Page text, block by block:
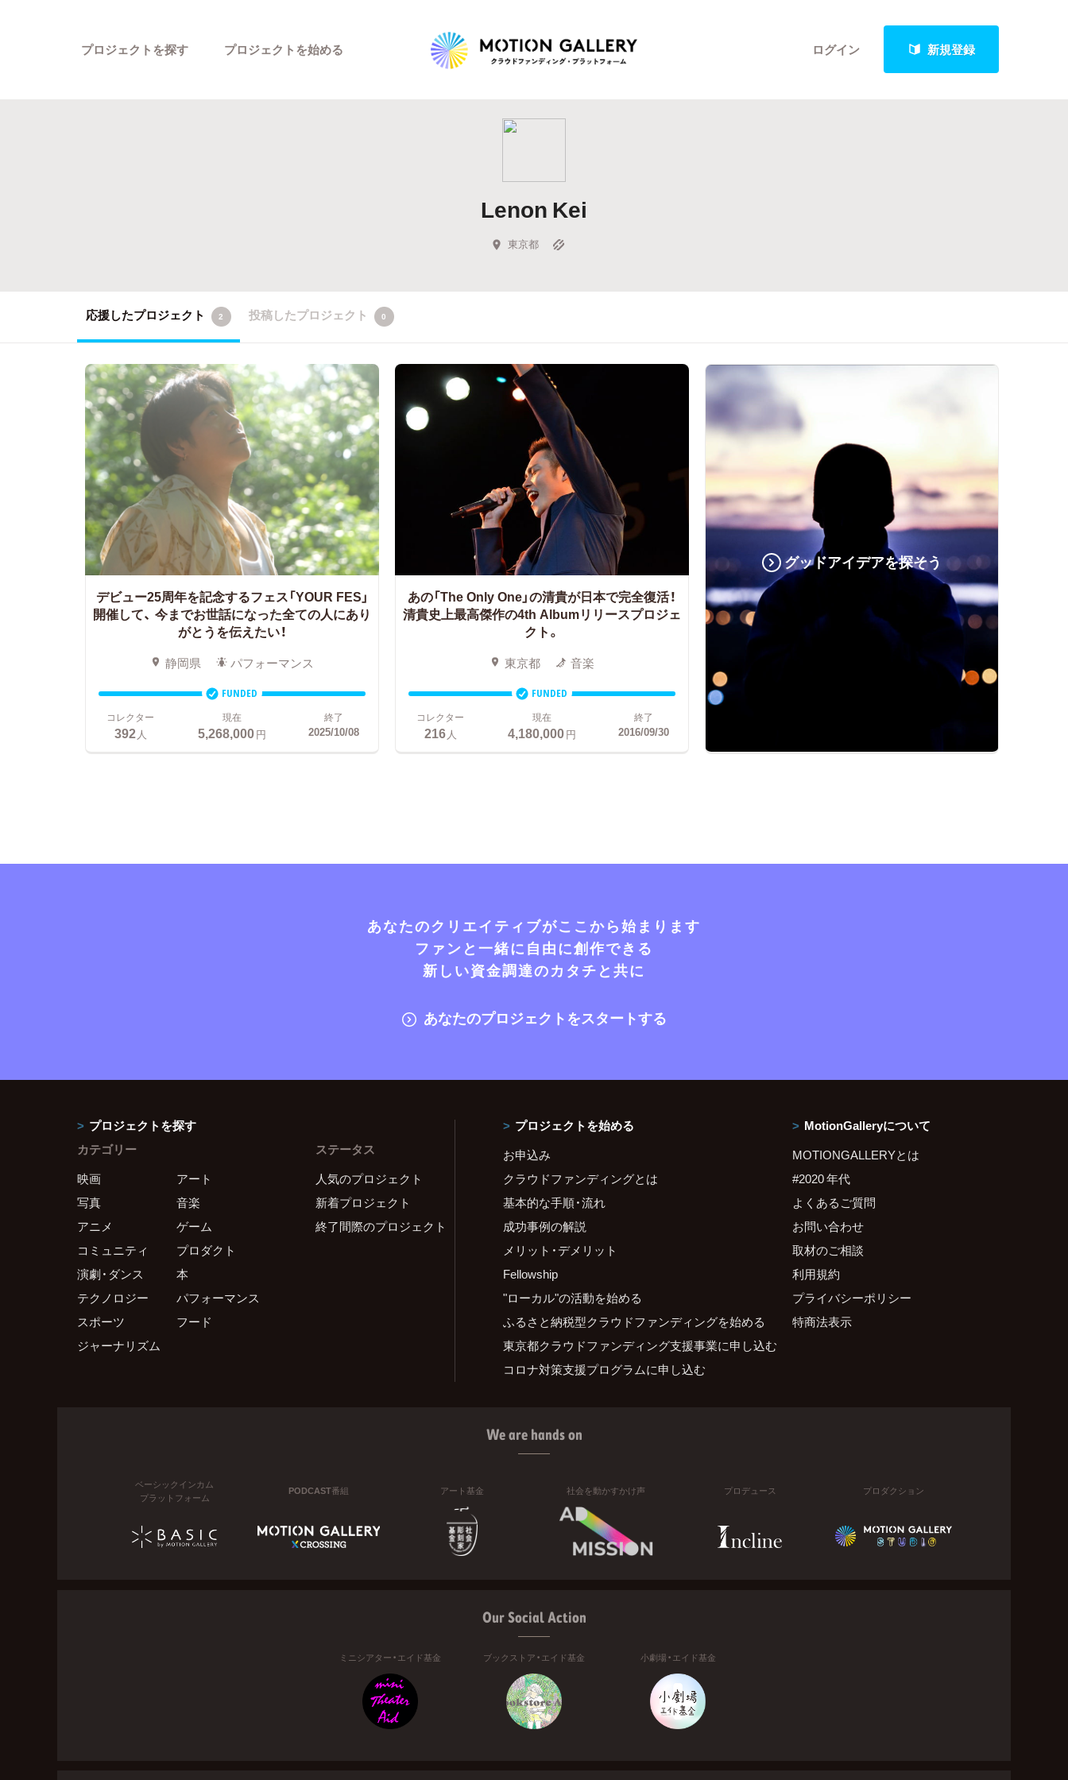
ログイン 新規登録
プロジェクトを探す
Highlight
Feature
キュレーターから探す
プロジェクトを始める
Lenon Kei
東京都
応援したプロジェクト 2 投稿したプロジェクト 0
デビュー25周年を記念するフェス「YOUR FES」
開催して、 今までお世話になった全ての人にあり
がとうを伝えたい！
静岡県 パフォーマンス
FUNDED
コレクター
392人
現在
5,268,000円
終了
2025/10/08
あの「The Only One」の清貴が日本で完全復活！
清貴史上最高傑作の4th Albumリリースプロジェ
クト。
東京都 音楽
FUNDED
コレクター
216人
現在
4,180,000円
終了
2016/09/30
グッドアイデアを探そう
あなたのクリエイティブがここから始まります
ファンと一緒に自由に創作できる
新しい資金調達のカタチと共に
あなたのプロジェクトをスタートする
プロジェクトを探す
カテゴリー
映画
アート
写真
音楽
アニメ
ゲーム
コミュニティ
プロダクト
演劇・ダンス
本
テクノロジー
パフォーマンス
スポーツ
フード
ジャーナリズム
ステータス
人気のプロジェクト
新着プロジェクト
終了間際のプロジェクト
プロジェクトを始める
お申込み
クラウドファンディングとは
基本的な手順・流れ
成功事例の解説
メリット・デメリット
Fellowship
"ローカル"の活動を始める
ふるさと納税型クラウドファンディングを始める
東京都クラウドファンディング支援事業に申し込む
コロナ対策支援プログラムに申し込む
MotionGalleryについて
MOTIONGALLERYとは
#2020 年代
よくあるご質問
お問い合わせ
取材のご相談
利用規約
プライバシーポリシー
特商法表示
We are hands on
ベーシックインカム
プラットフォーム
PODCAST番組 アート基金 社会を動かすかけ声 プロデュース プロダクション
Our Social Action
ミニシアター・エイド基金 ブックストア・エイド基金 小劇場・エイド基金